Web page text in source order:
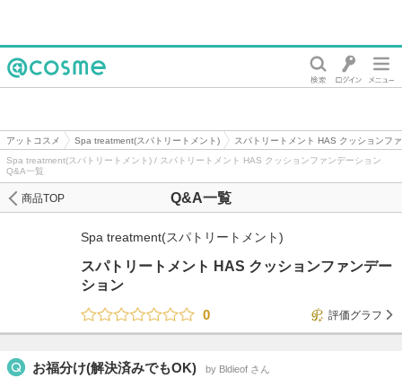
アットコスメ Spa treatment(スパトリートメント)
スパトリートメント HAS クッションフ
Spa treatment(スパトリートメント) / スパトリートメント HAS クッションファンデーション
Q&A一覧
Q&A一覧
商品TOP
Spa treatment(スパトリートメント)
スパトリートメント HAS クッションファンデー
ション
0
評価グラフ
お福分け(解決済みでもOK) by Bldieof さん